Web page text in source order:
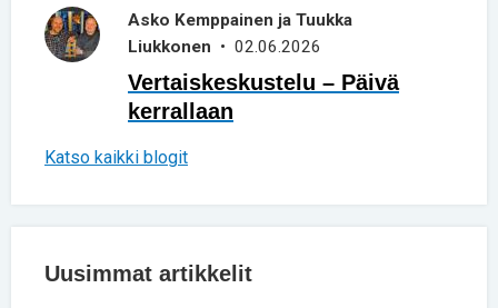
Asko Kemppainen ja Tuukka
Liukkonen • 02.06.2026
Vertaiskeskustelu – Päivä
kerrallaan
Katso kaikki blogit
Uusimmat artikkelit